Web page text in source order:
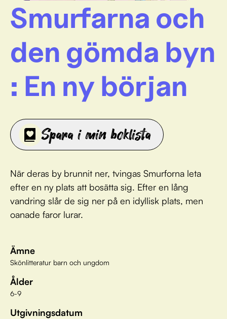
Smurfarna och
den gömda byn
: En ny början
Spara i min boklista
När deras by brunnit ner, tvingas Smurforna leta
efter en ny plats att bosätta sig. Efter en lång
vandring slår de sig ner på en idyllisk plats, men
oanade faror lurar.
Ämne
Skönlitteratur barn och ungdom
Ålder
6-9
Utgivningsdatum